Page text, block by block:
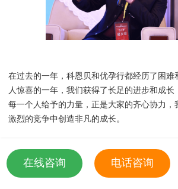
在过去的一年，科恩贝和优孕行都经历了困难
人惊喜的一年，我们获得了长足的进步和成长
每一个人给予的力量，正是大家的齐心协力，
激烈的竞争中创造非凡的成长。
在线咨询 电话咨询